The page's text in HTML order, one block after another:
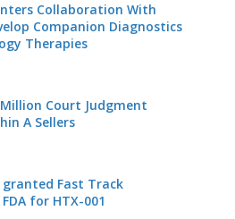
Collaboration With
Companion Diagnostics
Therapies
Court Judgment
A Sellers
granted Fast Track
for HTX-001